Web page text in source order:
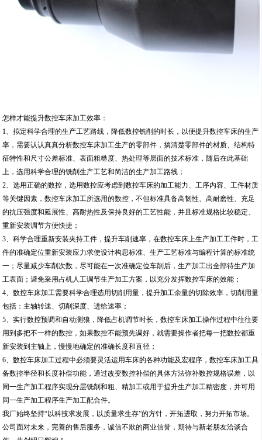
怎样才能提升数控车床加工效率：
1、拟定科学合理的生产工艺路线，降低数控铣削的时长，以便提升数控车床的生产
率，需要认认真真分析数控车床加工生产的零部件，搞清楚零部件的材质、结构特
征特性和尺寸公差标准、表面粗糙度、热处理等层面的技术标准，随后在此基础
上，选用科学合理的铣削生产工艺和简洁的生产加工路线；
2、选用正确的数控，选用数控应考虑到数控车床的加工能力、工序内容、工件材质
等关键因素，数控车床加工所选用的数控，不但标准具备高韧性、高耐磨性、充足
的抗压强度和延展性、高耐热性及保持良好的工艺性能，并且标准规格比较稳定、
重新安装调节方便快捷；
3、科学合理重新安装夹持工件，提升车削速率，在数控车床上生产加工工件时，工
件的准确定位重新安装应力求使设计构思标准、生产工艺标准与编程计算的标准统
一；尽量减少车削次数，尽可能在一次准确定位车削后，生产加工出全部待生产加
工表面；避免采用占机人工调节生产加工方案，以充分发挥数控车床的效能；
4、数控车床加工需要科学合理选用切削用量，提升加工余量的切除效率，切削用量
包括：主轴转速、切削深度、进给速率；
5、实行数控预调和自动测狼，降低占机调节时长，数控车床加工操作过程中往往要
用到多把不一样的数控，如果数控不能预先调好，就需要操作者把每一把数控都重
新安装到主轴上，慢慢地确定的准确长度和直径；
6、数控车床加工过程中必须要灵活运用车床的各种功能及宏程序，数控车床加工具
备数控半径和长度补偿功能，通过改变数控补偿的具体方法弥补数控规格误差，以
同一生产加工程序实现分层铣削和粗、精加工或用于提升生产加工精密度，并可用
同一生产加工程序生产加工配合件。
我厂始终坚持“以科技求发展，以质量求生存”的方针，开拓进取，努力开拓市场。
公司面对未来，完善的售后服务，诚信不欺的商业信誉，期待与新老朋友洽谈合